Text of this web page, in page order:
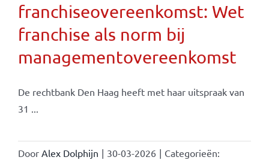
franchiseovereenkomst: Wet
franchise als norm bij
managementovereenkomst
De rechtbank Den Haag heeft met haar uitspraak van
31 ...
Door Alex Dolphijn | 30-03-2026 | Categorieën: